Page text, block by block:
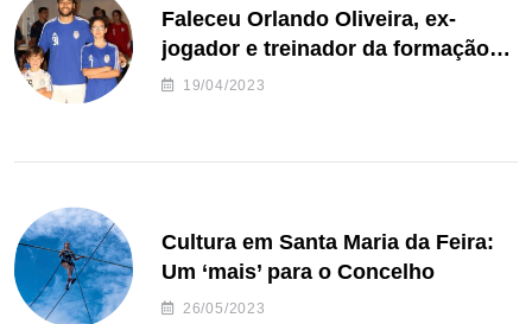
Faleceu Orlando Oliveira, ex-
jogador e treinador da formação
de andebol do Feirense
19/04/2023
Cultura em Santa Maria da Feira:
Um ‘mais’ para o Concelho
26/05/2023